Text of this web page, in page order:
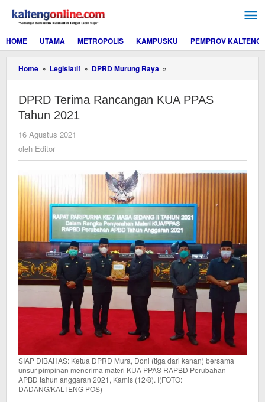
konten
HOME
UTAMA METROPOLIS KAMPUSKU PEMPROV KALTENG
Home » Legislatif » DPRD Murung Raya »
Terima
KUA
DPRD Terima Rancangan KUA PPAS
Tahun 2021
16 Agustus 2021
oleh Editor
SIAP DIBAHAS: Ketua DPRD Mura, Doni (tiga dari kanan) bersama
unsur pimpinan menerima materi KUA PPAS RAPBD Perubahan
APBD tahun anggaran 2021, Kamis (12/8). I(FOTO:
DADANG/KALTENG POS)